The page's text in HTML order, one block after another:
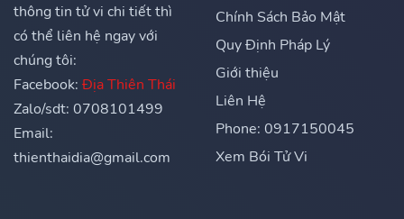
thông tin tử vi chi tiết thì
có thể liên hệ ngay với
chúng tôi:
Facebook: Địa Thiên Thái
Zalo/sdt: 0708101499
Email:
thienthaidia@gmail.com
Chính Sách Bảo Mật
Quy Định Pháp Lý
Giới thiệu
Liên Hệ
Phone: 0917150045
Xem Bói Tử Vi